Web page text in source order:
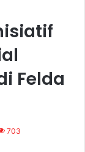
Felda
703